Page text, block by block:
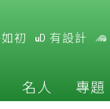
初 有設計
名人 專題